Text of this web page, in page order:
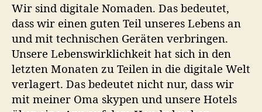
Wir sind digitale Nomaden. Das bedeutet,
dass wir einen guten Teil unseres Lebens an
und mit technischen Geräten verbringen.
Unsere Lebenswirklichkeit hat sich in den
letzten Monaten zu Teilen in die digitale Welt
verlagert. Das bedeutet nicht nur, dass wir
mit meiner Oma skypen und unsere Hotels